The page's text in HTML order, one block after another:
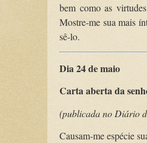
bem como as
Mostre-me sua mais
sê-lo.
Dia 24 de maio
Carta aberta da
(publicada no Diário
Causam-me espécie